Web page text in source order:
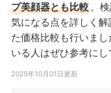
プ美顔器とも比較 。
気になる点を詳しく
た価格比較も行いま
いる人はぜひ参考にし
2025年10月01日更新